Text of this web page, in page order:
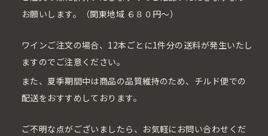
お願いします。（関東地域 ６８０円〜）
ワインご注文の場合、12本ごとに1件分の送料が発生いたし
ますのでご注意ください。
また、夏季期間中は商品の品質維持のため、チルド便での
配送をおすすめしております。
ご不明な点がございましたら、お気軽にお問い合わせくだ